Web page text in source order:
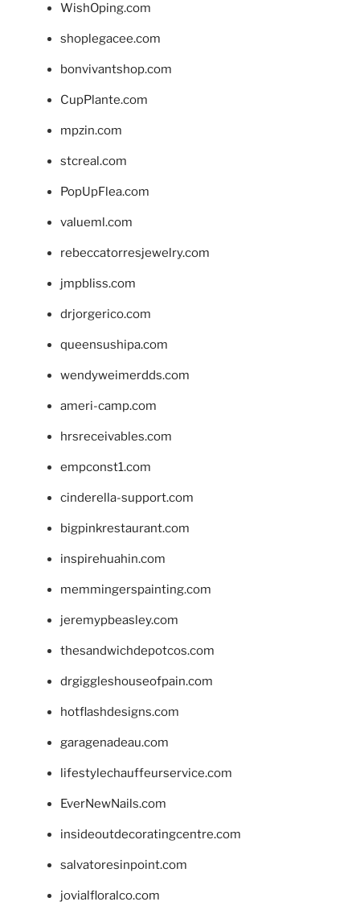
WishOping.com
shoplegacee.com
bonvivantshop.com
CupPlante.com
mpzin.com
stcreal.com
PopUpFlea.com
valueml.com
rebeccatorresjewelry.com
jmpbliss.com
drjorgerico.com
queensushipa.com
wendyweimerdds.com
ameri-camp.com
hrsreceivables.com
empconst1.com
cinderella-support.com
bigpinkrestaurant.com
inspirehuahin.com
memmingerspainting.com
jeremypbeasley.com
thesandwichdepotcos.com
drgiggleshouseofpain.com
hotflashdesigns.com
garagenadeau.com
lifestylechauffeurservice.com
EverNewNails.com
insideoutdecoratingcentre.com
salvatoresinpoint.com
jovialfloralco.com